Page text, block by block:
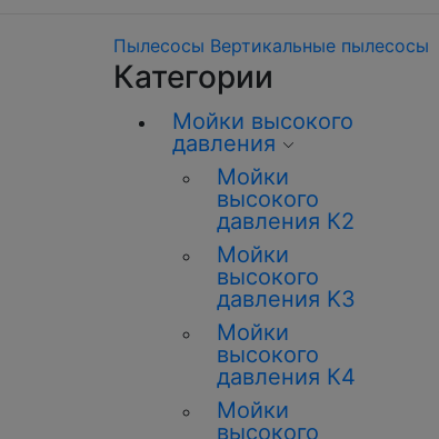
Пылесосы Вертикальные пылесосы
Категории
Мойки высокого
давления
Мойки
высокого
давления К2
Мойки
высокого
давления K3
Мойки
высокого
давления К4
Мойки
высокого